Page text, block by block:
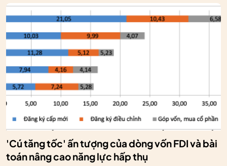
'Cú tăng tốc' ấn tượng của dòng vốn FDI và bài
toán nâng cao năng lực hấp thụ